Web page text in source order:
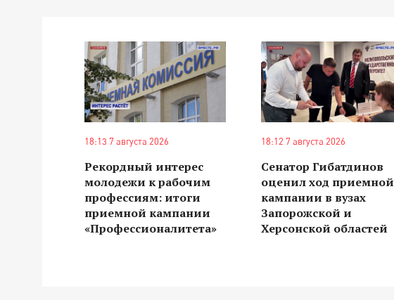
18:13 7 августа 2026
Рекордный интерес
молодежи к рабочим
профессиям: итоги
приемной кампании
«Профессионалитета»
18:12 7 августа 2026
Сенатор Гибатдинов
оценил ход приемной
кампании в вузах
Запорожской и
Херсонской областей